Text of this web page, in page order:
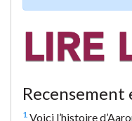
Recensement
1 Voici l’histoire